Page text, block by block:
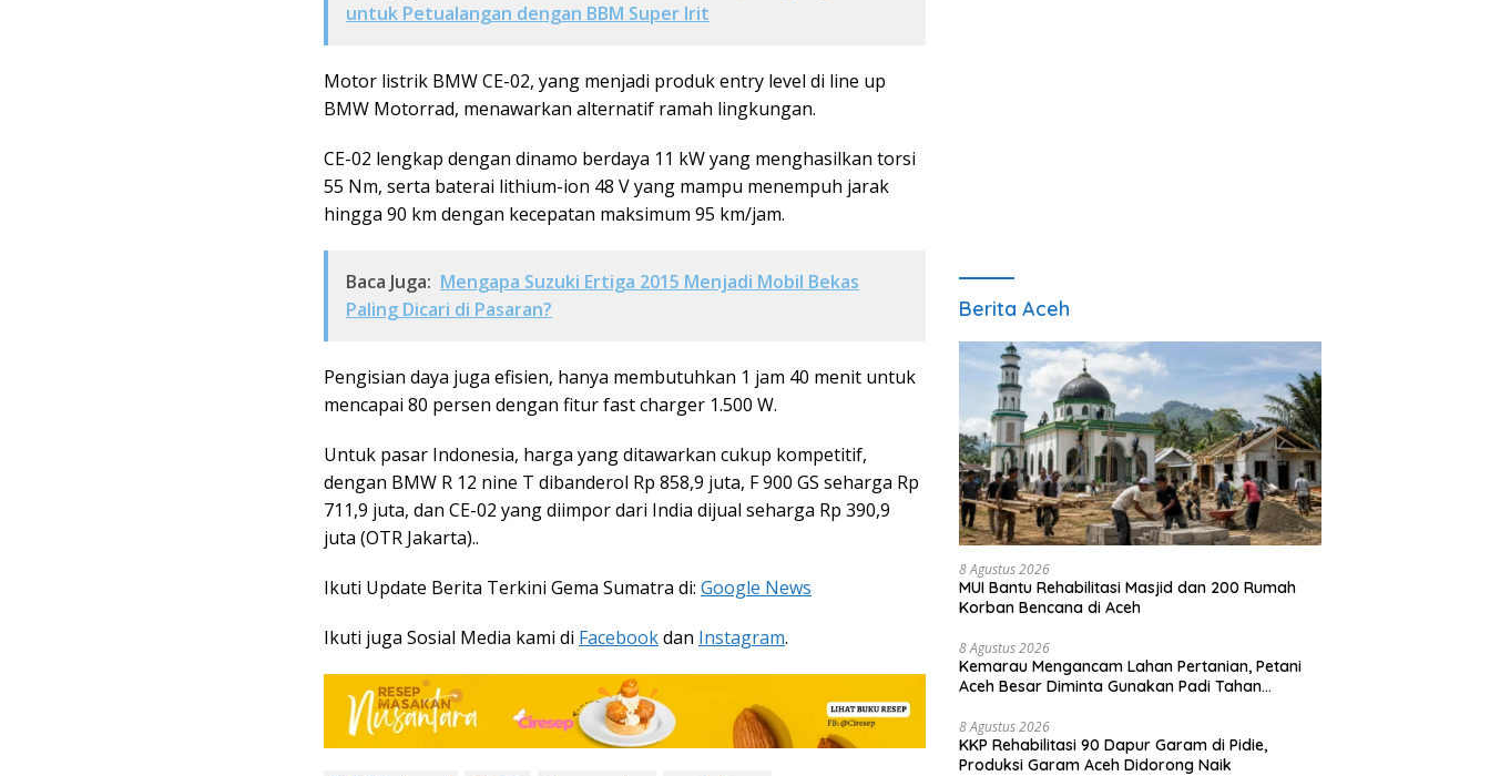
untuk Petualangan dengan BBM Super Irit
Motor listrik BMW CE-02, yang menjadi produk entry level di line up
BMW Motorrad, menawarkan alternatif ramah lingkungan.
CE-02 lengkap dengan dinamo berdaya 11 kW yang menghasilkan torsi
55 Nm, serta baterai lithium-ion 48 V yang mampu menempuh jarak
hingga 90 km dengan kecepatan maksimum 95 km/jam.
Baca Juga: Mengapa Suzuki Ertiga 2015 Menjadi Mobil Bekas
Paling Dicari di Pasaran?
Pengisian daya juga efisien, hanya membutuhkan 1 jam 40 menit untuk
mencapai 80 persen dengan fitur fast charger 1.500 W.
Untuk pasar Indonesia, harga yang ditawarkan cukup kompetitif,
dengan BMW R 12 nine T dibanderol Rp 858,9 juta, F 900 GS seharga Rp
711,9 juta, dan CE-02 yang diimpor dari India dijual seharga Rp 390,9
juta (OTR Jakarta)..
Ikuti Update Berita Terkini Gema Sumatra di: Google News
Ikuti juga Sosial Media kami di Facebookdan Instagram.
Berita Aceh
8 Agustus 2026
MUI Bantu Rehabilitasi Masjid dan 200 Rumah
Korban Bencana di Aceh
8 Agustus 2026
Kemarau Mengancam Lahan Pertanian, Petani
Aceh Besar Diminta Gunakan Padi Tahan
8 Agustus 2026
KKP Rehabilitasi 90 Dapur Garam di Pidie,
Produksi Garam Aceh Didorong Naik